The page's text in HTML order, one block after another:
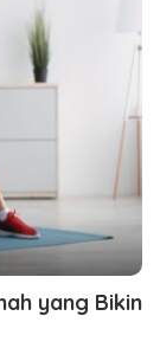
yang Bikin